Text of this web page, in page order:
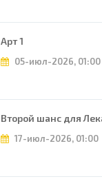
Арт 1
05-июл-2026, 01:00
Второй шанс для
17-июл-2026, 01:00